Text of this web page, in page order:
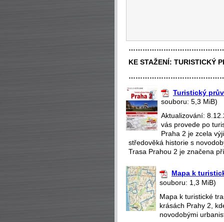
KE STAŽENÍ: TURISTICKÝ
Turistický
souboru: 5,3 MiB)
Aktualizování:
vás provede po
Praha 2 je zcela
středověká historie s
Trasa Prahou 2 je značena
Mapa k
souboru: 1,3 MiB)
Mapa k turistické
krásách Prahy 2,
novodobými